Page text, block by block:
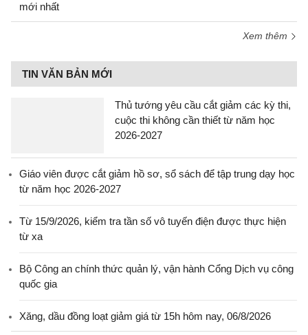
mới nhất
Xem thêm
TIN VĂN BẢN MỚI
Thủ tướng yêu cầu cắt giảm các kỳ thi,
cuộc thi không cần thiết từ năm học
2026-2027
Giáo viên được cắt giảm hồ sơ, sổ sách để tập trung dạy học
từ năm học 2026-2027
Từ 15/9/2026, kiểm tra tần số vô tuyến điện được thực hiện
từ xa
Bộ Công an chính thức quản lý, vận hành Cổng Dịch vụ công
quốc gia
Xăng, dầu đồng loạt giảm giá từ 15h hôm nay, 06/8/2026